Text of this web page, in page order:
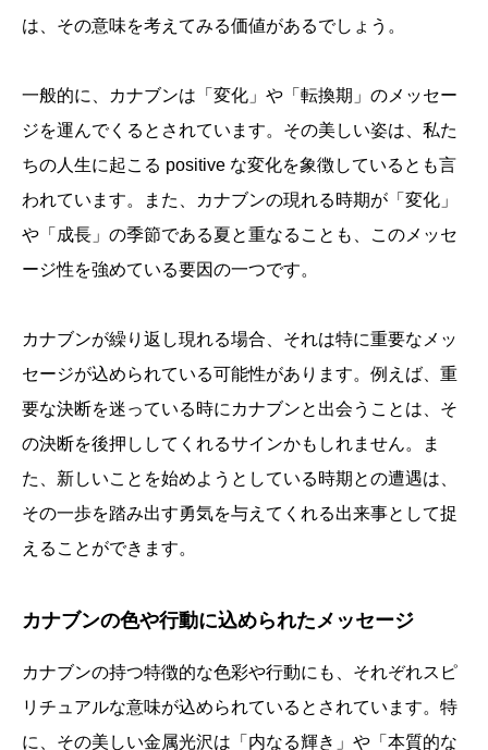
は、その意味を考えてみる価値があるでしょう。
一般的に、カナブンは「変化」や「転換期」のメッセー
ジを運んでくるとされています。その美しい姿は、私た
ちの人生に起こる positive な変化を象徴しているとも言
われています。また、カナブンの現れる時期が「変化」
や「成長」の季節である夏と重なることも、このメッセ
ージ性を強めている要因の一つです。
カナブンが繰り返し現れる場合、それは特に重要なメッ
セージが込められている可能性があります。例えば、重
要な決断を迷っている時にカナブンと出会うことは、そ
の決断を後押ししてくれるサインかもしれません。ま
た、新しいことを始めようとしている時期との遭遇は、
その一歩を踏み出す勇気を与えてくれる出来事として捉
えることができます。
カナブンの色や行動に込められたメッセージ
カナブンの持つ特徴的な色彩や行動にも、それぞれスピ
リチュアルな意味が込められているとされています。特
に、その美しい金属光沢は「内なる輝き」や「本質的な